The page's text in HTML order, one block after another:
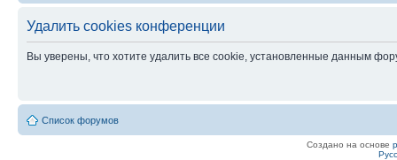
Удалить cookies конференции
Вы уверены, что хотите удалить все cookie, установленные данным
Список форумов
Создано на основе